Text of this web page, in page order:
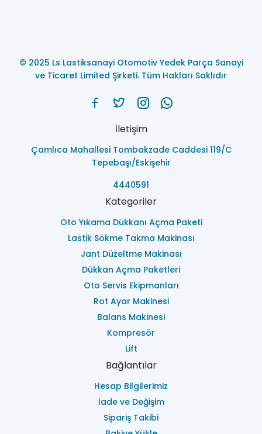
© 2025 Ls Lastiksanayi Otomotiv Yedek Parça Sanayi
ve Ticaret Limited Şirketi. Tüm Hakları Saklıdır
İletişim
Çamlıca Mahallesi Tombakzade Caddesi 119/C
Tepebaşı/Eskişehir
4440591
Kategoriler
Oto Yıkama Dükkanı Açma Paketi
Lastik Sökme Takma Makinası
Jant Düzeltme Makinası
Dükkan Açma Paketleri
Oto Servis Ekipmanları
Rot Ayar Makinesi
Balans Makinesi
Kompresör
Lift
Bağlantılar
Hesap Bilgilerimiz
İade ve Değişim
Sipariş Takibi